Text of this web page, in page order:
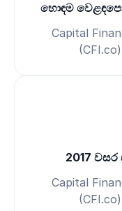
හොඳම
Capital
2017
Capital